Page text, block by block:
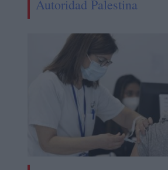
Autoridad Palestina